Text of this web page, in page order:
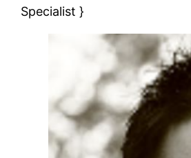
Specialist }